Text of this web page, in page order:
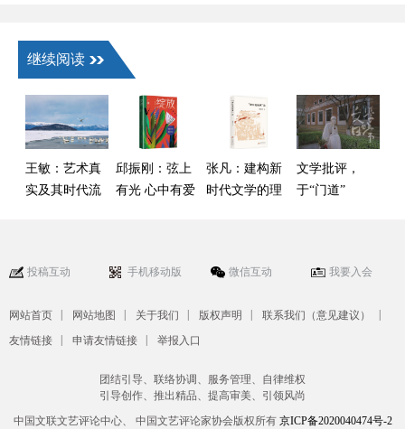
继续阅读
王敏：艺术真
实及其时代流
邱振刚：弦上
有光 心中有爱
张凡：建构新
时代文学的理
文学批评，
于“门道”
投稿互动 手机移动版 微信互动 我要入会
网站首页 | 网站地图 | 关于我们 | 版权声明 | 联系我们（意见建议） |
友情链接 | 申请友情链接 | 举报入口
团结引导、联络协调、服务管理、自律维权
引导创作、推出精品、提高审美、引领风尚
中国文联文艺评论中心、 中国文艺评论家协会版权所有 京ICP备2020040474号-2